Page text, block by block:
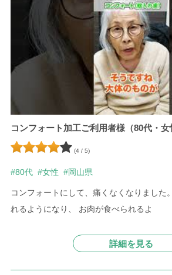
コンフォート加工ご利用者様（80代・女
(4 / 5)
#80代 #女性 #岡山県
コンフォートにして、痛くなくなりました
れるようになり、 お肉が食べられるよ
詳細を見る